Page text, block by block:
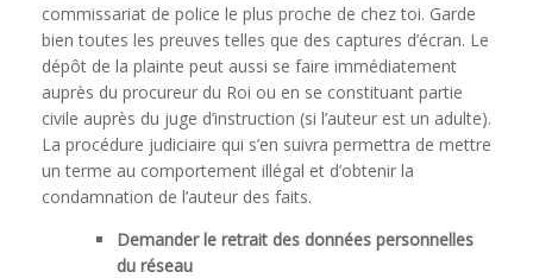
commissariat de police le plus proche de chez toi. Garde
bien toutes les preuves telles que des captures d’écran. Le
dépôt de la plainte peut aussi se faire immédiatement
auprès du procureur du Roi ou en se constituant partie
civile auprès du juge d’instruction (si l’auteur est un adulte).
La procédure judiciaire qui s’en suivra permettra de mettre
un terme au comportement illégal et d’obtenir la
condamnation de l’auteur des faits.
Demander le retrait des données personnelles
du réseau